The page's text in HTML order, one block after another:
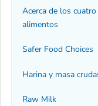
Acerca de los
alimentos
Safer Food Choices
Harina y masa
Raw Milk